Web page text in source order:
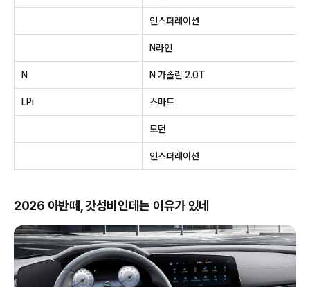
인스퍼레이션
N라인
N N 가솔린 2.0T
LPi 스마트
모던
인스퍼레이션
2026 아반떼, 갓성비인데는 이유가 있네